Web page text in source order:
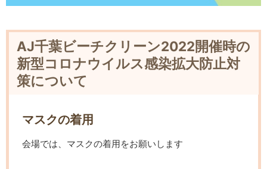
AJ千葉ビーチクリーン2022開催時の
新型コロナウイルス感染拡大防止対
策について
マスクの着用
会場では、マスクの着用をお願いします